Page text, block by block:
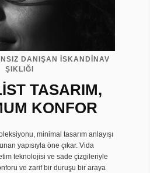
DANIŞAN İSKANDİNAV
ŞIKLIĞI
TASARIM,
KONFOR
minimal tasarım anlayışı
yapısıyla öne çıkar. Vida
teknolojisi ve sade çizgileriyle
ve zarif bir duruşu bir araya